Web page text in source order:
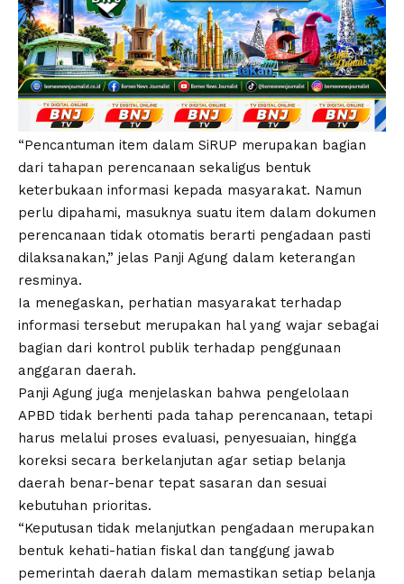
“Pencantuman item dalam SiRUP merupakan bagian
dari tahapan perencanaan sekaligus bentuk
keterbukaan informasi kepada masyarakat. Namun
perlu dipahami, masuknya suatu item dalam dokumen
perencanaan tidak otomatis berarti pengadaan pasti
dilaksanakan,” jelas Panji Agung dalam keterangan
resminya.
Ia menegaskan, perhatian masyarakat terhadap
informasi tersebut merupakan hal yang wajar sebagai
bagian dari kontrol publik terhadap penggunaan
anggaran daerah.
Panji Agung juga menjelaskan bahwa pengelolaan
APBD tidak berhenti pada tahap perencanaan, tetapi
harus melalui proses evaluasi, penyesuaian, hingga
koreksi secara berkelanjutan agar setiap belanja
daerah benar-benar tepat sasaran dan sesuai
kebutuhan prioritas.
“Keputusan tidak melanjutkan pengadaan merupakan
bentuk kehati-hatian fiskal dan tanggung jawab
pemerintah daerah dalam memastikan setiap belanja